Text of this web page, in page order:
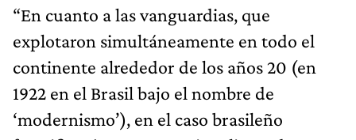
“En cuanto a las vanguardias, que
explotaron simultáneamente en todo el
continente alrededor de los años 20 (en
1922 en el Brasil bajo el nombre de
‘modernismo’), en el caso brasileño